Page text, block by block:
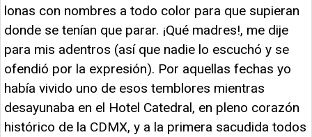
lonas con nombres a todo color para que supieran
donde se tenían que parar. ¡Qué madres!, me dije
para mis adentros (así que nadie lo escuchó y se
ofendió por la expresión). Por aquellas fechas yo
había vivido uno de esos temblores mientras
desayunaba en el Hotel Catedral, en pleno corazón
histórico de la CDMX, y a la primera sacudida todos